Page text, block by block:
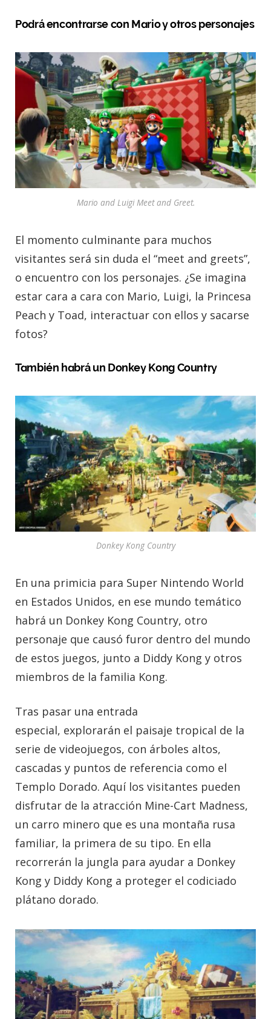
Podrá encontrarse con Mario y otros personajes
Mario and Luigi Meet and Greet.
El momento culminante para muchos
visitantes será sin duda el “meet and greets”,
o encuentro con los personajes. ¿Se imagina
estar cara a cara con Mario, Luigi, la Princesa
Peach y Toad, interactuar con ellos y sacarse
fotos?
También habrá un Donkey Kong Country
Donkey Kong Country
En una primicia para Super Nintendo World
en Estados Unidos, en ese mundo temático
habrá un Donkey Kong Country, otro
personaje que causó furor dentro del mundo
de estos juegos, junto a Diddy Kong y otros
miembros de la familia Kong.
Tras pasar una entrada
especial, explorarán el paisaje tropical de la
serie de videojuegos, con árboles altos,
cascadas y puntos de referencia como el
Templo Dorado. Aquí los visitantes pueden
disfrutar de la atracción Mine-Cart Madness,
un carro minero que es una montaña rusa
familiar, la primera de su tipo. En ella
recorrerán la jungla para ayudar a Donkey
Kong y Diddy Kong a proteger el codiciado
plátano dorado.